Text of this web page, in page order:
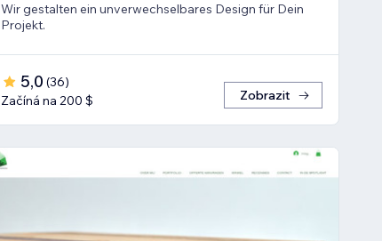
Wir gestalten ein unverwechselbares Design für Dein
Projekt.
5,0 (36)
Začíná na 200 $
Zobrazit